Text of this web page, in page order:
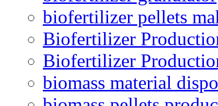
biofertilizer pellets
Biofertilizer
Biofertilizer
biomass material